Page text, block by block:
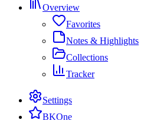
Overview
Favorites
Notes & Highlights
Collections
Tracker
Settings
BKOne